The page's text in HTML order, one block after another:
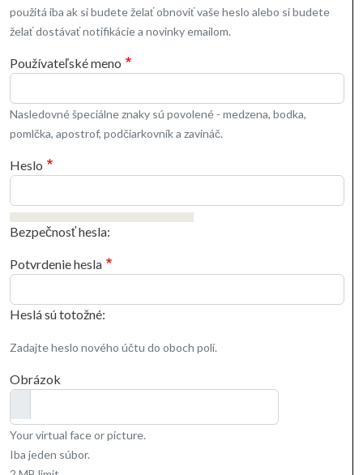
použitá iba ak si budete želať obnoviť vaše heslo alebo si budete
želať dostávať notifikácie a novinky emailom.
Používateľské meno
Nasledovné špeciálne znaky sú povolené - medzena, bodka,
pomlčka, apostrof, podčiarkovník a zavináč.
Heslo
Bezpečnosť hesla:
Potvrdenie hesla
Heslá sú totožné:
Zadajte heslo nového účtu do oboch polí.
Obrázok
Your virtual face or picture.
Iba jeden súbor.